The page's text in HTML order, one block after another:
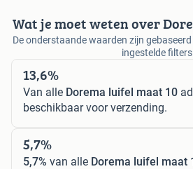
Wat je moet weten over
De onderstaande waarden zijn
ingestelde filters
13,6%
Van alle Dorema luifel maat 10
beschikbaar voor verzending.
5,7%
5,7% van alle Dorema luifel maat